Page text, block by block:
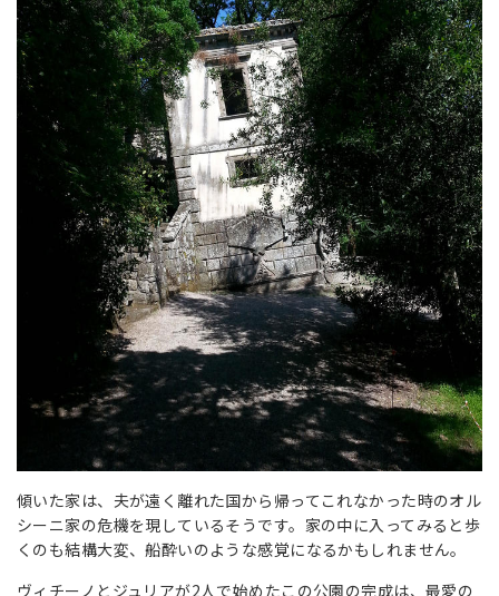
傾いた家は、夫が遠く離れた国から帰ってこれなかった時のオル
シーニ家の危機を現しているそうです。家の中に入ってみると歩
くのも結構大変、船酔いのような感覚になるかもしれません。
ヴィチーノとジュリアが2人で始めたこの公園の完成は、最愛の